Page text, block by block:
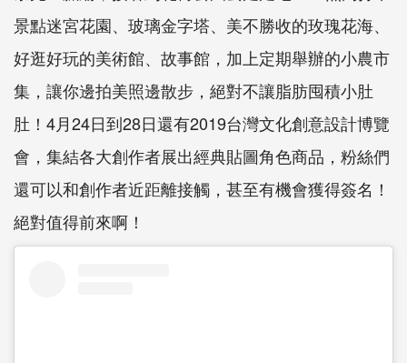
景點迷宮花園、玻璃金字塔、美不勝收的玫瑰花海、
好逛好玩的美術館、故事館，加上定期舉辦的小農市
集，讓你邊拍美照邊散步，絕對不讓脂肪囤積小肚
肚！4月24日到28日還有2019台灣文化創意設計博覽
會，集結各大創作者展出經典貼圖角色商品，粉絲們
還可以和創作者近距離接觸，甚至有機會獲得簽名！
絕對值得前來啊！